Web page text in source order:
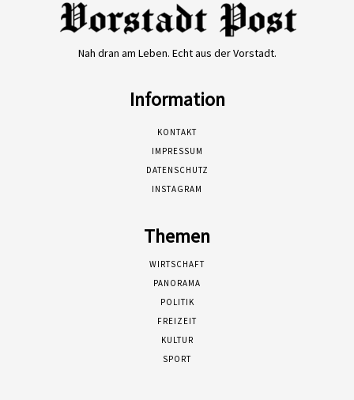
Nah dran am Leben. Echt aus der Vorstadt.
Information
KONTAKT
IMPRESSUM
DATENSCHUTZ
INSTAGRAM
Themen
WIRTSCHAFT
PANORAMA
POLITIK
FREIZEIT
KULTUR
SPORT